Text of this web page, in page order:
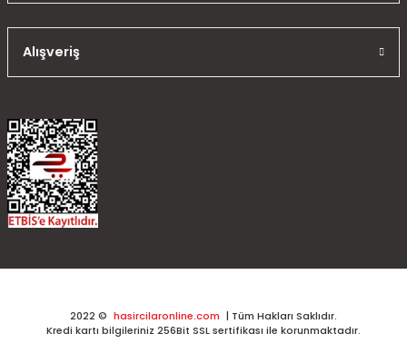
Alışveriş
2022 © hasircilaronline.com | Tüm Hakları Saklıdır.
Kredi kartı bilgileriniz 256Bit SSL sertifikası ile korunmaktadır.